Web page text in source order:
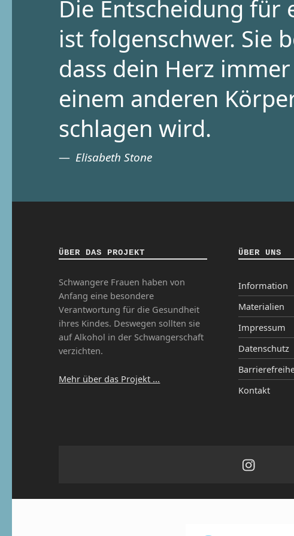
Die Entscheidung für
ist folgenschwer. Sie
dass dein Herz
einem anderen
schlagen wird.
Elisabeth Stone
ÜBER DAS PROJEKT
Schwangere Frauen haben von
Anfang eine besondere
Verantwortung für die Gesundheit
ihres Kindes. Deswegen sollten sie
auf Alkohol in der Schwangerschaft
verzichten.
Mehr über das Projekt ...
ÜBER UNS
Information
Materialien
Impressum
Datenschutz
Kontakt